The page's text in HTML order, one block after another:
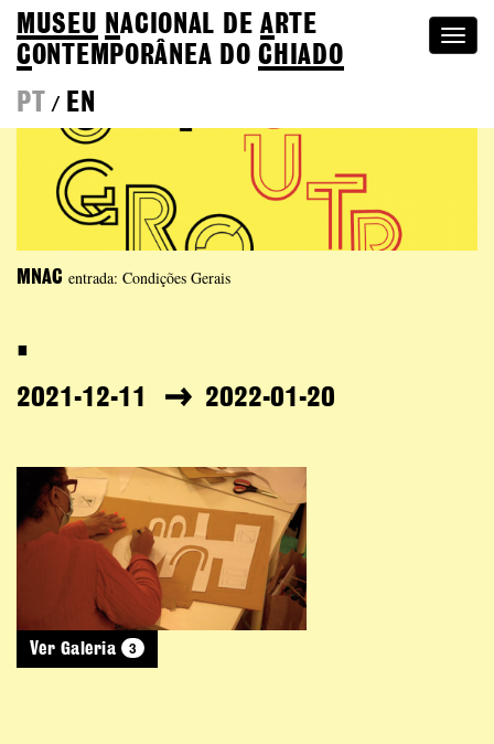
MUSEU NACIONAL DEA RTE
CONTEMPORÂNEA DOCHIADO
PT
/ EN
MNAC entrada: Condições Gerais
.
2021-12-11 2022-01-20
Ver Galeria 3